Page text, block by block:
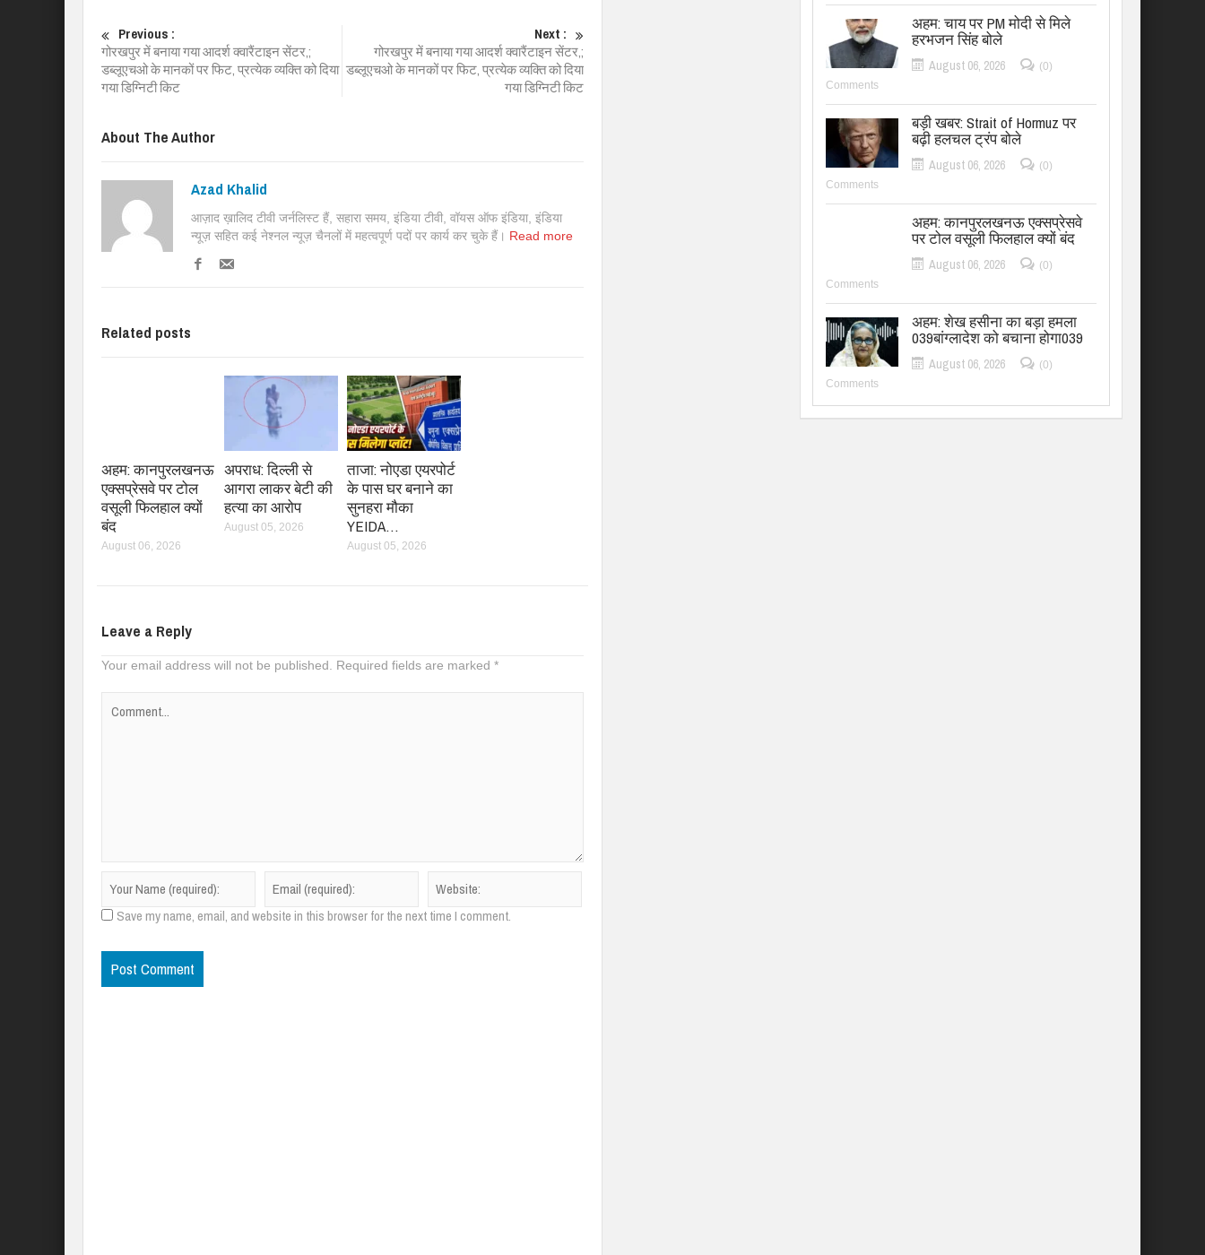
Previous :
गोरखपुर में बनाया गया आदर्श क्वारैंटाइन सेंटर,;
डब्लूएचओ के मानकों पर फिट, प्रत्येक व्यक्ति को दिया
गया डिग्निटी किट
Next :
गोरखपुर में बनाया गया आदर्श क्वारैंटाइन सेंटर,;
डब्लूएचओ के मानकों पर फिट, प्रत्येक व्यक्ति को दिया
गया डिग्निटी किट
About The Author
Azad Khalid
आज़ाद ख़ालिद टीवी जर्नलिस्ट हैं, सहारा समय, इंडिया टीवी, वॉयस ऑफ इंडिया, इंडिया
न्यूज़ सहित कई नेश्नल न्यूज़ चैनलों में महत्वपूर्ण पदों पर कार्य कर चुके हैं। Read more
Related posts
अहम: कानपुरलखनऊ
एक्सप्रेसवे पर टोल
वसूली फिलहाल क्यों
बंद
August 06, 2026
अपराध: दिल्ली से
आगरा लाकर बेटी की
हत्या का आरोप
August 05, 2026
ताजा: नोएडा एयरपोर्ट
के पास घर बनाने का
सुनहरा मौका
YEIDA…
August 05, 2026
Leave a Reply
Your email address will not be published. Required fields are marked *
Save my name, email, and website in this browser for the next time I comment.
अहम: चाय पर PM मोदी से मिले
हरभजन सिंह बोले
August 06, 2026
(0)
Comments
बड़ी खबर: Strait of Hormuz पर
बढ़ी हलचल ट्रंप बोले
August 06, 2026
(0)
Comments
अहम: कानपुरलखनऊ एक्सप्रेसवे
पर टोल वसूली फिलहाल क्यों बंद
August 06, 2026
(0)
Comments
अहम: शेख हसीना का बड़ा हमला
039बांग्लादेश को बचाना होगा039
August 06, 2026
(0)
Comments